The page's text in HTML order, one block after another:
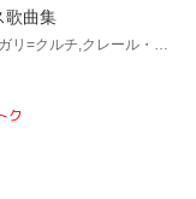
歌曲集
ク